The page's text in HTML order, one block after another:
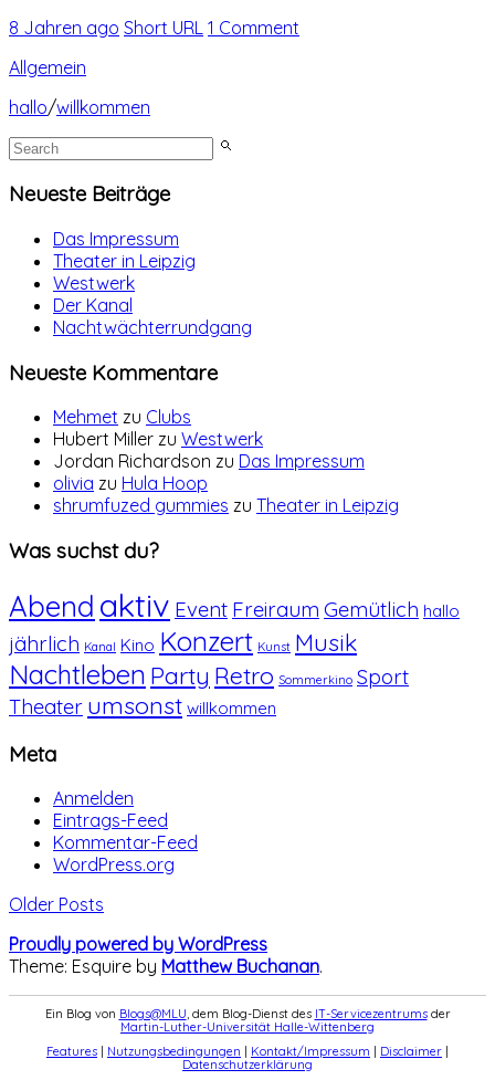
8 Jahren ago Short URL 1 Comment
Allgemein
hallo/willkommen
Neueste Beiträge
Das Impressum
Theater in Leipzig
Westwerk
Der Kanal
Nachtwächterrundgang
Neueste Kommentare
Mehmet zu Clubs
Hubert Miller zu Westwerk
Jordan Richardson zu Das Impressum
olivia zu Hula Hoop
shrumfuzed gummies zu Theater in Leipzig
Was suchst du?
Abend aktiv Event Freiraum Gemütlich hallo
jährlich Kanal Kino Konzert Kunst Musik
Nachtleben Party Retro Sommerkino Sport
Theater umsonst willkommen
Meta
Anmelden
Eintrags-Feed
Kommentar-Feed
WordPress.org
Older Posts
Proudly powered by WordPress
Theme: Esquire by Matthew Buchanan.
Ein Blog von Blogs@MLU, dem Blog-Dienst des IT-Servicezentrumsder
Martin-Luther-Universität Halle-Wittenberg
Features
Nutzungsbedingungen Kontakt/Impressum Disclaimer
Datenschutzerklärung